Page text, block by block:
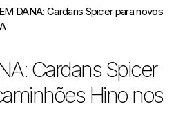
DANA: Cardans Spicer para novos
Cardans Spicer
Hino nos